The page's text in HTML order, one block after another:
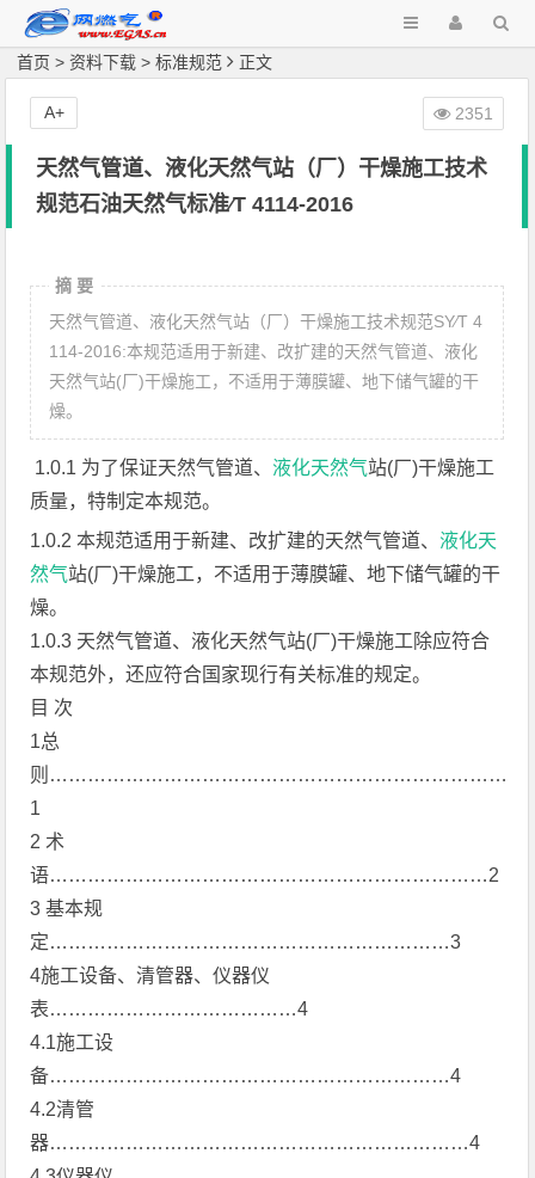
首页 >资料下载 >标准规范 正文
天然气管道、液化天然气站（厂）干燥施工技术
规范石油天然气标准∕T 4114-2016
摘 要
天然气管道、液化天然气站（厂）干燥施工技术规范SY∕T 4
114-2016:本规范适用于新建、改扩建的天然气管道、液化
天然气站(厂)干燥施工，不适用于薄膜罐、地下储气罐的干
燥。
1.0.1 为了保证天然气管道、 液化天然气站(厂)干燥施工
质量，特制定本规范。
1.0.2 本规范适用于新建、改扩建的天然气管道、 液化天
然气站(厂)干燥施工，不适用于薄膜罐、地下储气罐的干
燥。
1.0.3 天然气管道、液化天然气站(厂)干燥施工除应符合
本规范外，还应符合国家现行有关标准的规定。
目 次
1总
则………………………………………………………………
1
2 术
语……………………………………………………………2
3 基本规
定………………………………………………………3
4施工设备、清管器、仪器仪
表…………………………………4
4.1施工设
备………………………………………………………4
4.2清管
器…………………………………………………………4
2351
A+